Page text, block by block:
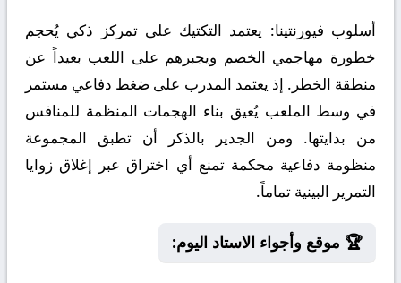
أسلوب فيورنتينا: يعتمد التكتيك على تمركز ذكي يُحجم
خطورة مهاجمي الخصم ويجبرهم على اللعب بعيداً عن
منطقة الخطر. إذ يعتمد المدرب على ضغط دفاعي مستمر
في وسط الملعب يُعيق بناء الهجمات المنظمة للمنافس
من بدايتها. ومن الجدير بالذكر أن تطبق المجموعة
منظومة دفاعية محكمة تمنع أي اختراق عبر إغلاق زوايا
التمرير البينية تماماً.
🏆 موقع وأجواء الاستاد اليوم: